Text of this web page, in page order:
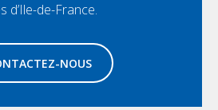
d’Ile-de-France.
NOUS